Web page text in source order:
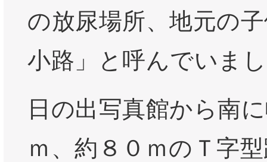
の放尿場所、地元の
小路」と呼んでいま
日の出写真館から南
ｍ、約８０ｍのＴ字